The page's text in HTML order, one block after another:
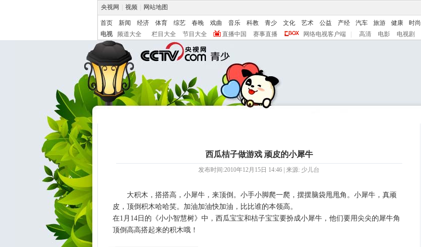
央视网 视频 网站地图
首页 新闻 经济 体育 综艺 春晚 戏曲 音乐 科教 青少 文化 艺术 公益 产经 汽车 旅游 健康 时尚
电视
频道大全 栏目大全 节目大全 直播中国 赛事直播 网络电视客户端 高清 电影 电视剧
西瓜桔子做游戏 顽皮的小犀牛
发布时间:2010年12月15日 14:46 | 来源: 少儿台
大积木，搭搭高，小犀牛，来顶倒。小手小脚爬一爬，摆摆脑袋甩甩角。小犀牛，真顽
皮，顶倒积木哈哈笑。加油加油快加油，比比谁的本领高。
在1月14日的《小小智慧树》中，西瓜宝宝和桔子宝宝要扮成小犀牛，他们要用尖尖的犀牛角
顶倒高高搭起来的积木哦！